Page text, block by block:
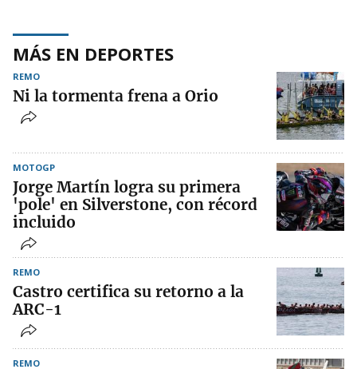
MÁS EN DEPORTES
REMO
Ni la tormenta frena a Orio
MOTOGP
Jorge Martín logra su primera
'pole' en Silverstone, con récord
incluido
REMO
Castro certifica su retorno a la
ARC-1
REMO